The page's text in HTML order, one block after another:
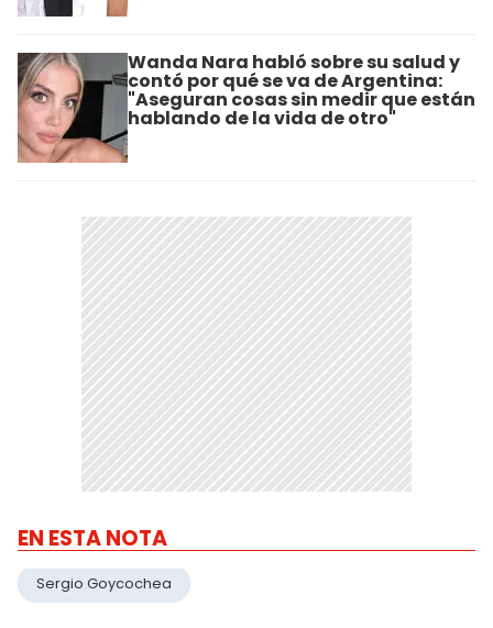
Wanda Nara habló sobre su salud y
contó por qué se va de Argentina:
"Aseguran cosas sin medir que están
hablando de la vida de otro"
EN ESTA NOTA
Sergio Goycochea